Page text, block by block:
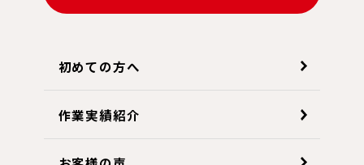
初めての方へ
作業実績紹介